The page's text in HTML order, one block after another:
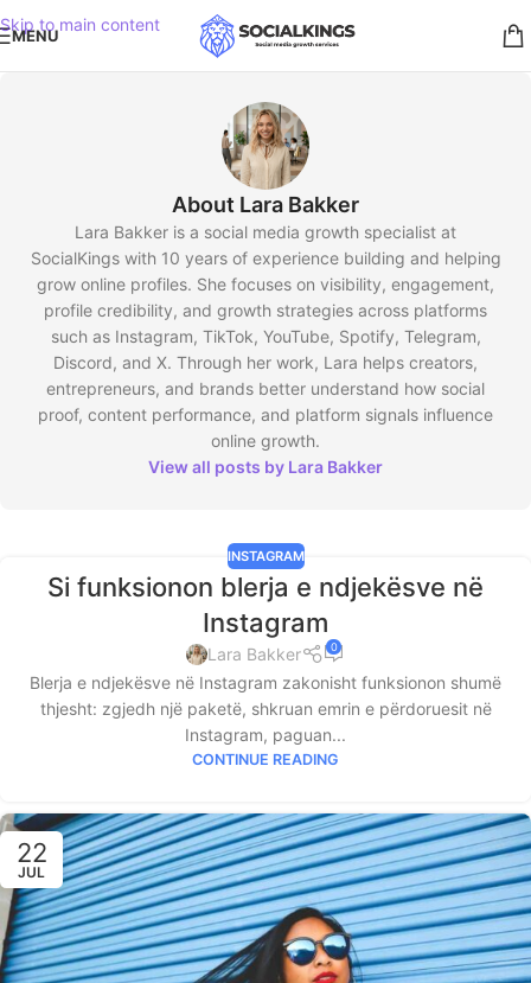
Skip to main content
MENU
About Lara Bakker
Lara Bakker is a social media growth specialist at
SocialKings with 10 years of experience building and helping
grow online profiles. She focuses on visibility, engagement,
profile credibility, and growth strategies across platforms
such as Instagram, TikTok, YouTube, Spotify, Telegram,
Discord, and X. Through her work, Lara helps creators,
entrepreneurs, and brands better understand how social
proof, content performance, and platform signals influence
online growth.
View all posts by Lara Bakker
INSTAGRAM
Si funksionon blerja e ndjekësve në
Instagram
Lara Bakker 0
Blerja e ndjekësve në Instagram zakonisht funksionon shumë
thjesht: zgjedh një paketë, shkruan emrin e përdoruesit në
Instagram, paguan...
CONTINUE READING
22
JUL